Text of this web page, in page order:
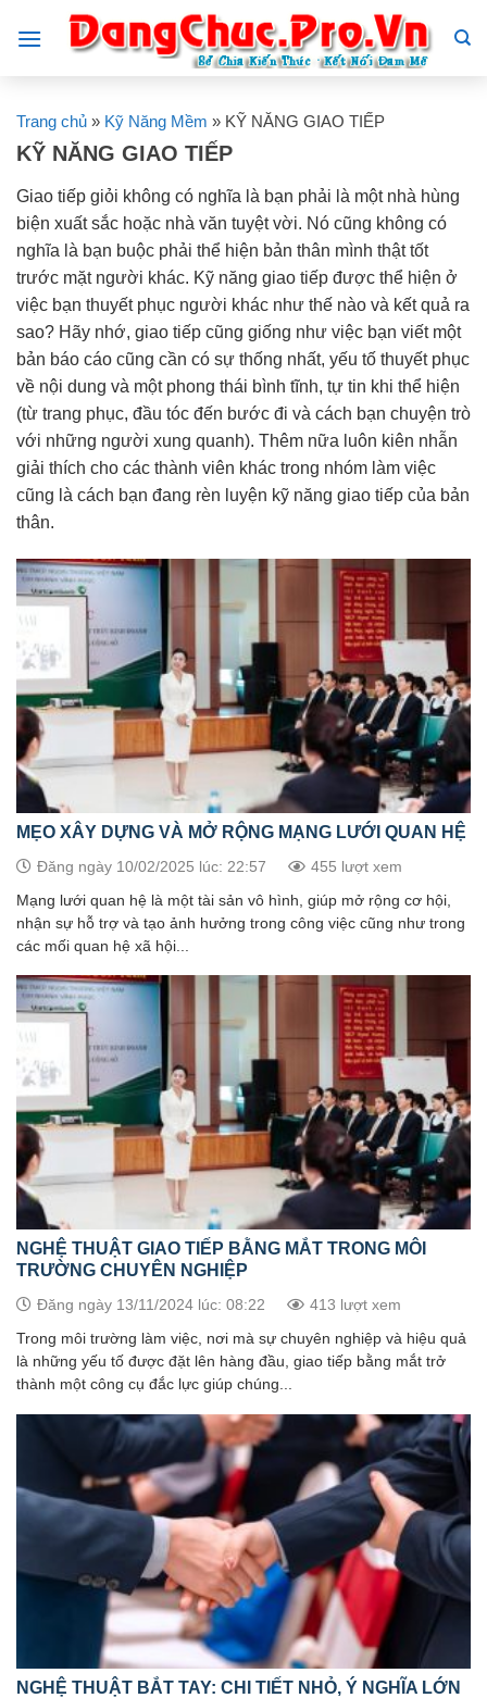
Trang chủ » Kỹ Năng Mềm » KỸ NĂNG GIAO TIẾP
KỸ NĂNG GIAO TIẾP
Giao tiếp giỏi không có nghĩa là bạn phải là một nhà hùng
biện xuất sắc hoặc nhà văn tuyệt vời. Nó cũng không có
nghĩa là bạn buộc phải thể hiện bản thân mình thật tốt
trước mặt người khác. Kỹ năng giao tiếp được thể hiện ở
việc bạn thuyết phục người khác như thế nào và kết quả ra
sao? Hãy nhớ, giao tiếp cũng giống như việc bạn viết một
bản báo cáo cũng cần có sự thống nhất, yếu tố thuyết phục
về nội dung và một phong thái bình tĩnh, tự tin khi thể hiện
(từ trang phục, đầu tóc đến bước đi và cách bạn chuyện trò
với những người xung quanh). Thêm nữa luôn kiên nhẫn
giải thích cho các thành viên khác trong nhóm làm việc
cũng là cách bạn đang rèn luyện kỹ năng giao tiếp của bản
thân.
MẸO XÂY DỰNG VÀ MỞ RỘNG MẠNG LƯỚI QUAN HỆ
Đăng ngày 10/02/2025 lúc: 22:57 455 lượt xem
Mạng lưới quan hệ là một tài sản vô hình, giúp mở rộng cơ hội,
nhận sự hỗ trợ và tạo ảnh hưởng trong công việc cũng như trong
các mối quan hệ xã hội...
NGHỆ THUẬT GIAO TIẾP BẰNG MẮT TRONG MÔI
TRƯỜNG CHUYÊN NGHIỆP
Đăng ngày 13/11/2024 lúc: 08:22 413 lượt xem
Trong môi trường làm việc, nơi mà sự chuyên nghiệp và hiệu quả
là những yếu tố được đặt lên hàng đầu, giao tiếp bằng mắt trở
thành một công cụ đắc lực giúp chúng...
NGHỆ THUẬT BẮT TAY: CHI TIẾT NHỎ, Ý NGHĨA LỚN